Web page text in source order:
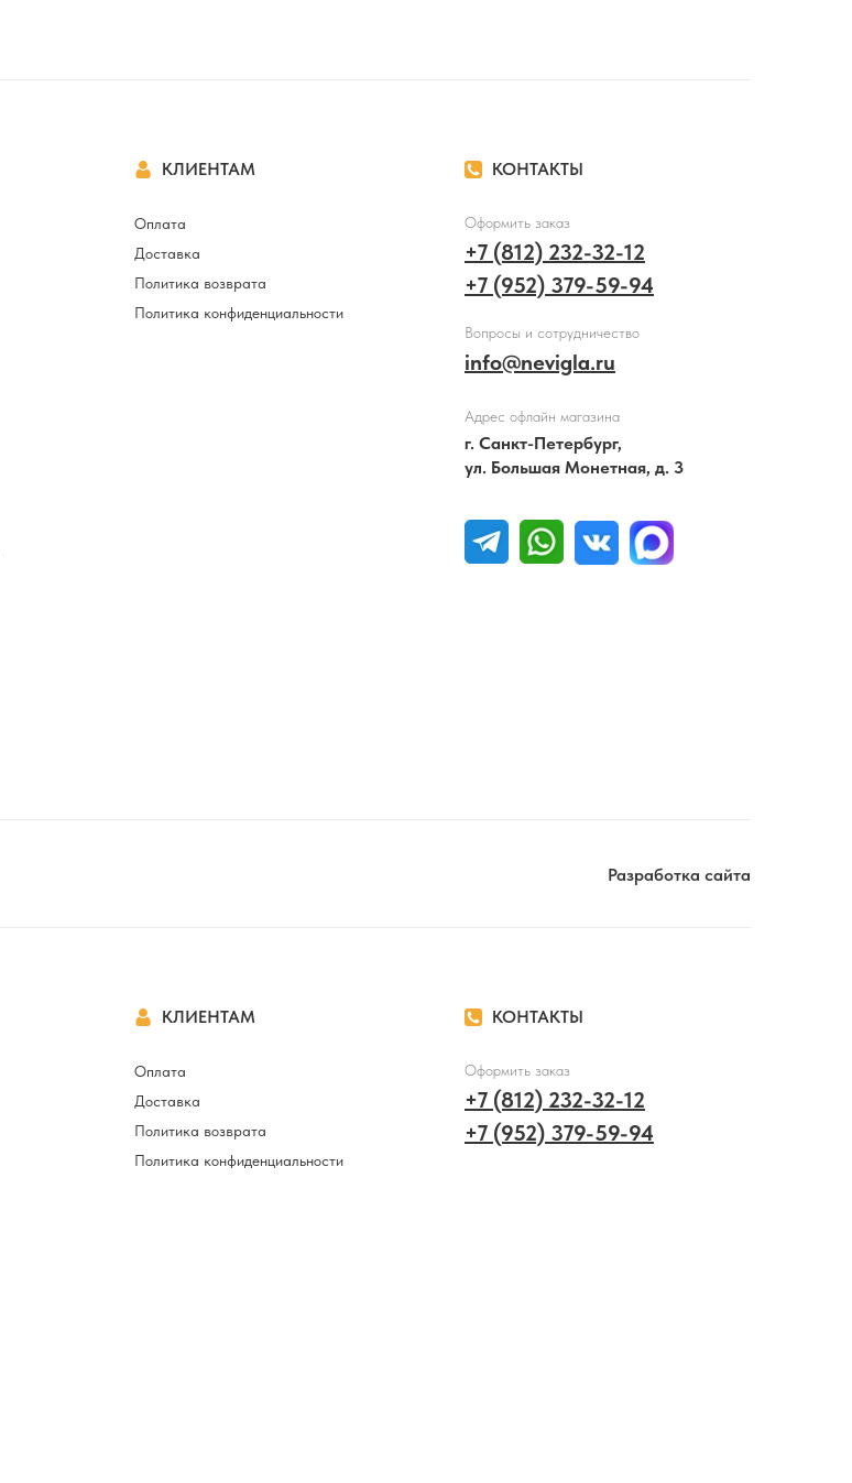
КЛИЕНТАМ КОНТАКТЫ
Оплата
Политика возврата
Доставка
Политика конфиденциальности
+7 (812) 232-32-12
+7 (952) 379-59-94
info@nevigla.ru
Оформить заказ
Вопросы и сотрудничество
Адрес офлайн магазина
г. Санкт-Петербург,
ул. Большая Монетная, д. 3
Разработка сайта
КЛИЕНТАМ КОНТАКТЫ
Оплата
Политика возврата
Доставка
Политика конфиденциальности
+7 (812) 232-32-12
+7 (952) 379-59-94
Оформить заказ